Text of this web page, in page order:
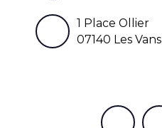
1 Place Ollier
07140 Les Vans